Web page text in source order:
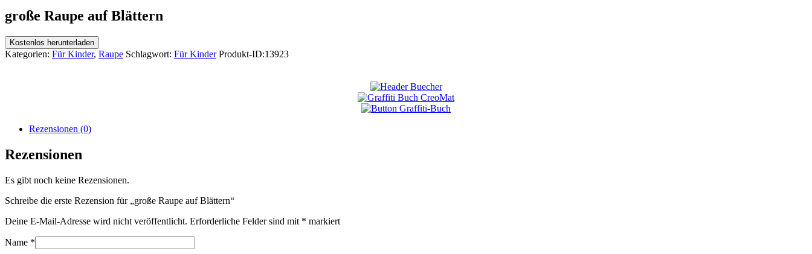
große Raupe auf Blättern
Kostenlos herunterladen
Kategorien: Für Kinder, Raupe Schlagwort: Für Kinder Produkt-ID:13923
Rezensionen (0)
Rezensionen
Es gibt noch keine Rezensionen.
Schreibe die erste Rezension für „große Raupe auf Blättern“
Deine E-Mail-Adresse wird nicht veröffentlicht. Erforderliche Felder sind mit * markiert
Name *